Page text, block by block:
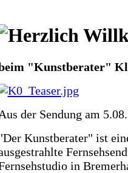
"Kunstberater"
Aus der Sendung am
Kunstberater" ist
in